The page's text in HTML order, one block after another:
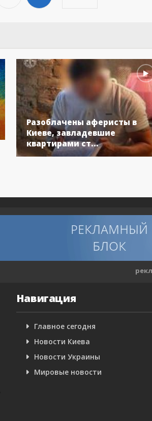
Разоблачены аферисты в
Киеве, завладевшие
квартирами ст...
Навигация
Главное сегодня
Новости Киева
Новости Украины
Мировые новости